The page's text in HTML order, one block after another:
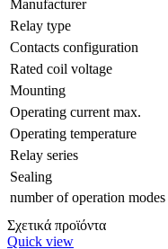
Manufacturer
Relay type
Contacts configuration
Rated coil voltage
Mounting
Operating current max.
Operating temperature
Relay series
Sealing
number of operation modes
Σχετικά προϊόντα
Quick view